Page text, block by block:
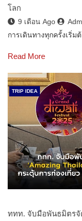
โลก
9 เดือน Ago
การเดินทางทุกครั้งเริ่มต้
Read More
TRIP IDEA
ททท. จับมือพันธมิตรจั